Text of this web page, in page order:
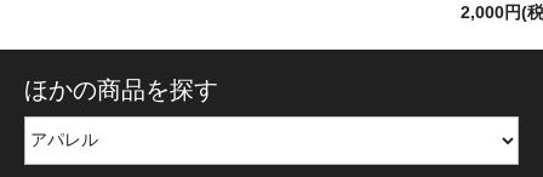
2,000円(
ほかの商品を探す